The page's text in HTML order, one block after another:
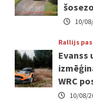
10/
Rallijs
Evanss
WRC
10/08/